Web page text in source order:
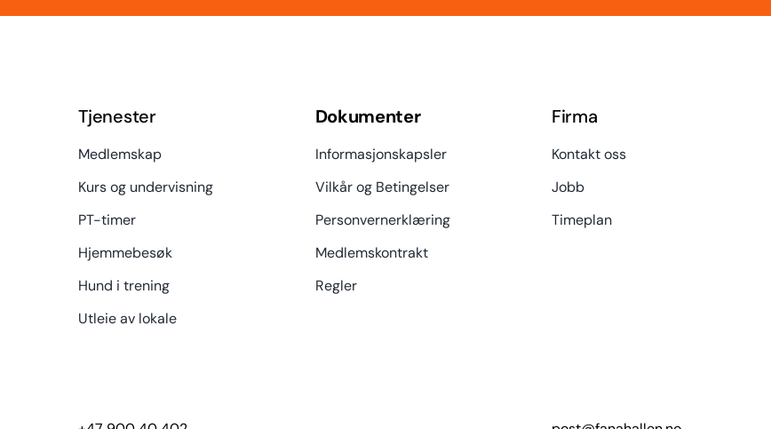
Tjenester
Medlemskap
Kurs og undervisning
PT-timer
Hjemmebesøk
Hund i trening
Utleie av lokale
Dokumenter
Informasjonskapsler
Vilkår og Betingelser
Personvernerklæring
Medlemskontrakt
Regler
Firma
Kontakt oss
Jobb
Timeplan